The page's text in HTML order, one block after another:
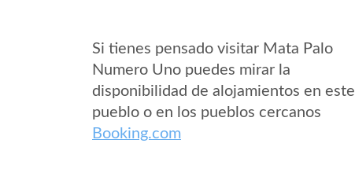
Si tienes pensado visitar Mata Palo
Numero Uno puedes mirar la
disponibilidad de alojamientos en este
pueblo o en los pueblos cercanos
Booking.com